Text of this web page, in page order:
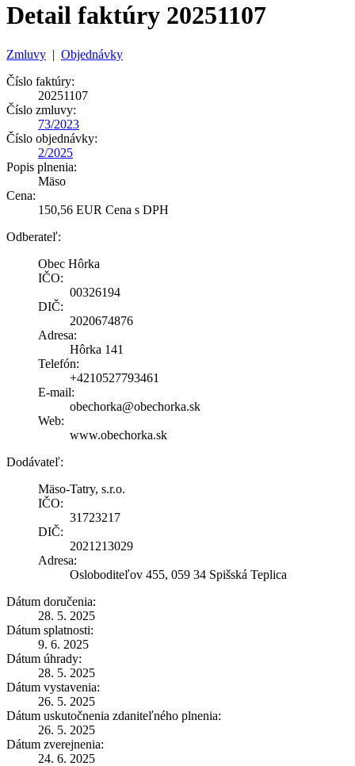
Detail faktúry 20251107
Zmluvy | Objednávky
Číslo faktúry:
20251107
Číslo zmluvy:
73/2023
Číslo objednávky:
2/2025
Popis plnenia:
Mäso
Cena:
150,56 EUR Cena s DPH
Odberateľ:
Obec Hôrka
IČO:
00326194
DIČ:
2020674876
Adresa:
Hôrka 141
Telefón:
+4210527793461
E-mail:
obechorka@obechorka.sk
Web:
www.obechorka.sk
Dodávateľ:
Mäso-Tatry, s.r.o.
IČO:
31723217
DIČ:
2021213029
Adresa:
Osloboditeľov 455, 059 34 Spišská Teplica
Dátum doručenia:
28. 5. 2025
Dátum splatnosti:
9. 6. 2025
Dátum úhrady:
28. 5. 2025
Dátum vystavenia:
26. 5. 2025
Dátum uskutočnenia zdaniteľného plnenia:
26. 5. 2025
Dátum zverejnenia:
24. 6. 2025